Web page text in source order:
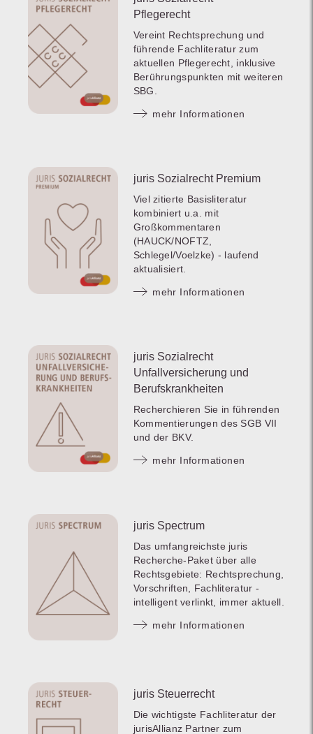
Pflegerecht
Vereint Rechtsprechung und
führende Fachliteratur zum
aktuellen Pflegerecht, inklusive
Berührungspunkten mit weiteren
SBG.
mehr Informationen
juris Sozialrecht Premium
Viel zitierte Basisliteratur
kombiniert u.a. mit
Großkommentaren
(HAUCK/NOFTZ,
Schlegel/Voelzke) - laufend
aktualisiert.
mehr Informationen
juris Sozialrecht
Unfallversicherung und
Berufskrankheiten
Recherchieren Sie in führenden
Kommentierungen des SGB VII
und der BKV.
mehr Informationen
juris Spectrum
Das umfangreichste juris
Recherche-Paket über alle
Rechtsgebiete: Rechtsprechung,
Vorschriften, Fachliteratur -
intelligent verlinkt, immer aktuell.
mehr Informationen
juris Steuerrecht
Die wichtigste Fachliteratur der
jurisAllianz Partner zum